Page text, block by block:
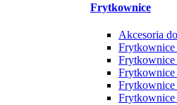
Frytkownice
Akcesoria
Frytkownice
Frytkownice
Frytkownice